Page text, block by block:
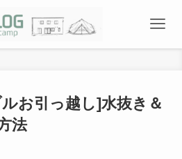
お引っ越し]水抜き＆
法